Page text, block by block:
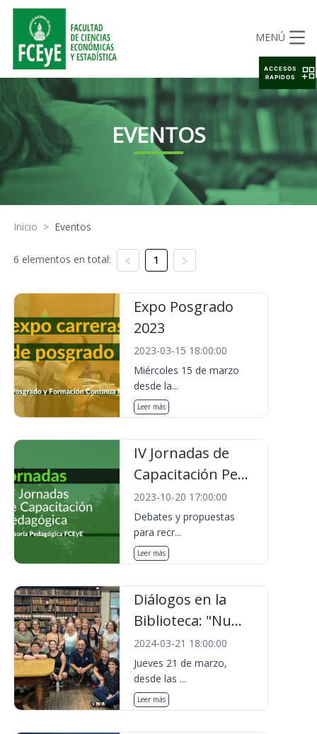
MENÚ
EVENTOS
Inicio > Eventos
6 elementos en total: 1
Expo Posgrado
2023
2023-03-15 18:00:00
Miércoles 15 de marzo
desde la...
Leer más
IV Jornadas de
Capacitación Pe...
2023-10-20 17:00:00
Debates y propuestas
para recr...
Leer más
Diálogos en la
Biblioteca: "Nu...
2024-03-21 18:00:00
Jueves 21 de marzo,
desde las ...
Leer más
ACCESOS
RAPIDOS